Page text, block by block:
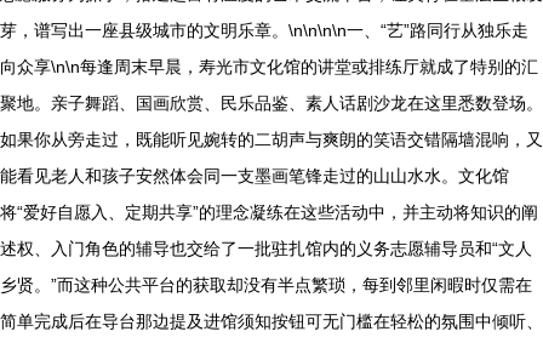
芽，谱写出一座县级城市的文明乐章。\n\n\n\n一、“艺”路同行从独乐走
向众享\n\n每逢周末早晨，寿光市文化馆的讲堂或排练厅就成了特别的汇
聚地。亲子舞蹈、国画欣赏、民乐品鉴、素人话剧沙龙在这里悉数登场。
如果你从旁走过，既能听见婉转的二胡声与爽朗的笑语交错隔墙混响，又
能看见老人和孩子安然体会同一支墨画笔锋走过的山山水水。文化馆
将“爱好自愿入、定期共享”的理念凝练在这些活动中，并主动将知识的阐
述权、入门角色的辅导也交给了一批驻扎馆内的义务志愿辅导员和“文人
乡贤。”而这种公共平台的获取却没有半点繁琐，每到邻里闲暇时仅需在
简单完成后在导台那边提及进馆须知按钮可无门槛在轻松的氛围中倾听、